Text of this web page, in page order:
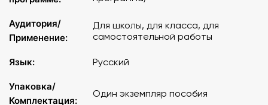
Аудитория/
Применение:
Для школы, для класса, для
самостоятельной работы
Язык: Русский
Упаковка/
Комплектация:
Один экземпляр пособия